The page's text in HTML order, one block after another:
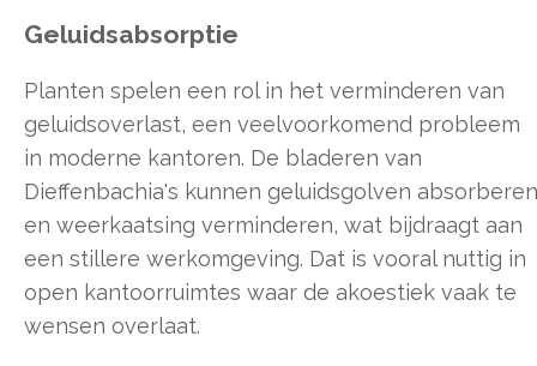
Geluidsabsorptie
Planten spelen een rol in het verminderen van
geluidsoverlast, een veelvoorkomend probleem
in moderne kantoren. De bladeren van
Dieffenbachia's kunnen geluidsgolven absorberen
en weerkaatsing verminderen, wat bijdraagt aan
een stillere werkomgeving. Dat is vooral nuttig in
open kantoorruimtes waar de akoestiek vaak te
wensen overlaat.